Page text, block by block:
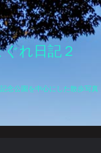
れ日記２
念公園を中心にした散歩写真